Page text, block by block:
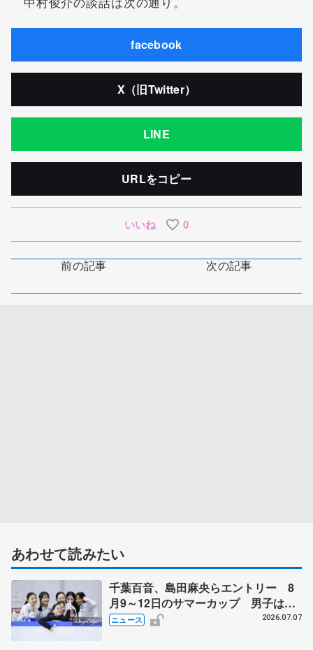
facebook
X（旧Twitter）
LINE
URLをコピー
いいね 0
前の記事 次の記事
あわせて読みたい
千葉百音、島田麻央らエントリー 8
月9～12日のサマーカップ 男子は山
本草太、友野一希、三浦佳生
ニュース 2026.07.07